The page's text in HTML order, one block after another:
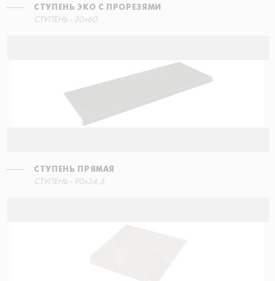
СТУПЕНЬ ЭКО С ПРОРЕЗЯМИ
СТУПЕНЬ - 30x60
СТУПЕНЬ ПРЯМАЯ
СТУПЕНЬ - 90x34,5